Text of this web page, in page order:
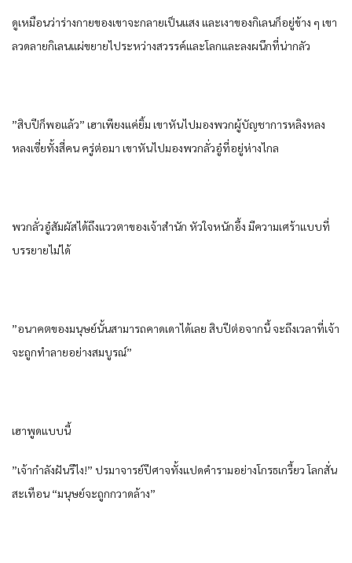
ดูเหมือนว่าร่างกายของเขาจะกลายเป็นแสง และเงาของกิเลนก็อยู่ข้าง ๆ เขา
ลวดลายกิเลนแผ่ขยายไประหว่างสวรรค์และโลกและลงผนึกที่น่ากลัว
”สิบปีก็พอแล้ว” เฮาเพียงแค่ยิ้ม เขาหันไปมองพวกผู้บัญชาการหลิงหลง
หลงเซี่ยทั้งสี่คน ครู่ต่อมา เขาหันไปมองพวกลั่วอู๋ที่อยู่ห่างไกล
พวกลั่วอู๋สัมผัสได้ถึงแววตาของเจ้าสำนัก หัวใจหนักอึ้ง มีความเศร้าแบบที่
บรรยายไม่ได้
”อนาคตของมนุษย์นั้นสามารถคาดเดาได้เลย สิบปีต่อจากนี้ จะถึงเวลาที่เจ้า
จะถูกทำลายอย่างสมบูรณ์”
เฮาพูดแบบนี้
”เจ้ากำลังฝันรึไง!” ปรมาจารย์ปีศาจทั้งแปดคำรามอย่างโกรธเกรี้ยว โลกสั่น
สะเทือน “มนุษย์จะถูกกวาดล้าง”